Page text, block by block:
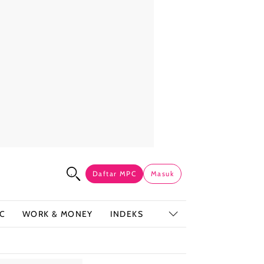
Daftar MPC Masuk
WORK & MONEY INDEKS